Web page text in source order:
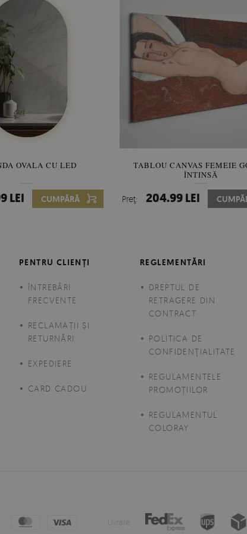
OVALA CU LED
LEI CUMPĂRĂ
OGLINDA FORMA
Preţ: 434.99 LEI
TABLOU CANVAS FEMEIE
ÎNTINSĂ
Preţ: 204.99 LEI
PENTRU CLIENȚI
ÎNTREBĂRI
FRECVENTE
RECLAMAȚII ȘI
RETURNĂRI
EXPEDIERE
CARD CADOU
REGLEMENTĂRI
DREPTUL DE
RETRAGERE DIN
CONTRACT
POLITICA DE
CONFIDENŢIALITATE
REGULAMENTELE
PROMOȚIILOR
REGULAMENTUL
COLORAY
Livrare: